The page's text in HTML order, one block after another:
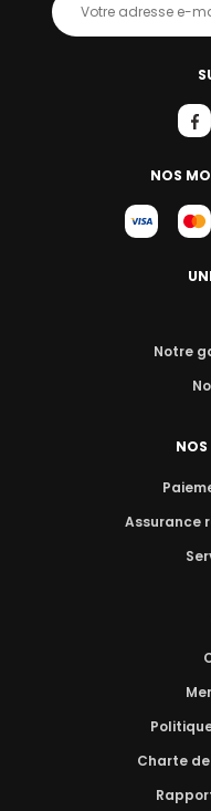
NOS
Notre
NOS
Assurance
Charte